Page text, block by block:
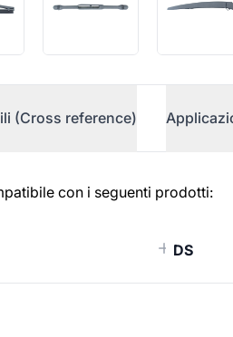
(Cross reference)
con i seguenti prodotti:
DS